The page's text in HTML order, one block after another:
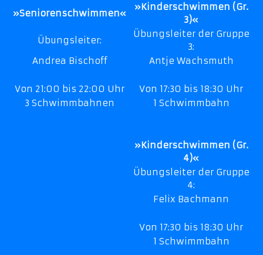
»Seniorenschwimmen«
»Kinderschwimmen (Gr.
3)«
Übungsleiter:
Übungsleiter der Gruppe
3:
Andrea Bischoff
Antje Wachsmuth
Von 21:00 bis 22:00 Uhr
Von 17:30 bis 18:30 Uhr
3 Schwimmbahnen
1 Schwimmbahn
»Kinderschwimmen (Gr.
4)«
Übungsleiter der Gruppe
4:
Felix Bachmann
Von 17:30 bis 18:30 Uhr
1 Schwimmbahn